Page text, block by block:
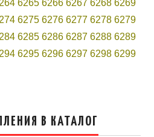
6265 6266 6267 6268 6269
6275 6276 6277 6278 6279
6285 6286 6287 6288 6289
6295 6296 6297 6298 6299
В КАТАЛОГ